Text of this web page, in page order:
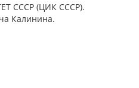
СССР (ЦИК СССР).
Калинина.